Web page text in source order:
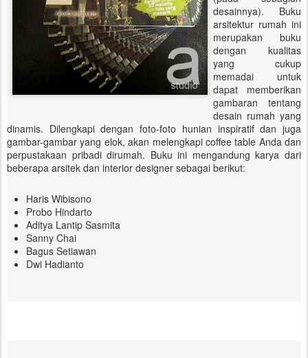
desainnya). Buku
arsitektur rumah ini
merupakan buku
dengan kualitas
yang cukup
memadai untuk
dapat memberikan
gambaran tentang
desain rumah yang
dinamis. Dilengkapi dengan foto-foto hunian inspiratif dan juga
gambar-gambar yang elok, akan melengkapi coffee table Anda dan
perpustakaan pribadi dirumah. Buku ini mengandung karya dari
beberapa arsitek dan interior designer sebagai berikut:
Haris Wibisono
Probo Hindarto
Aditya Lantip Sasmita
Sanny Chai
Bagus Setiawan
Dwi Hadianto